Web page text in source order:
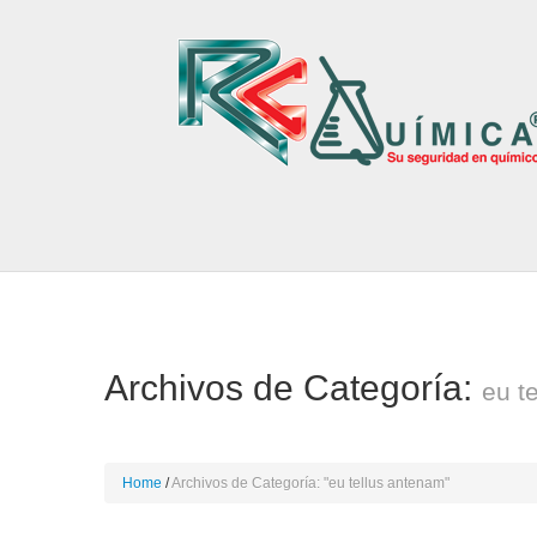
Archivos de Categoría: eu
Home Archivos de Categoría: "eu tellus antenam"